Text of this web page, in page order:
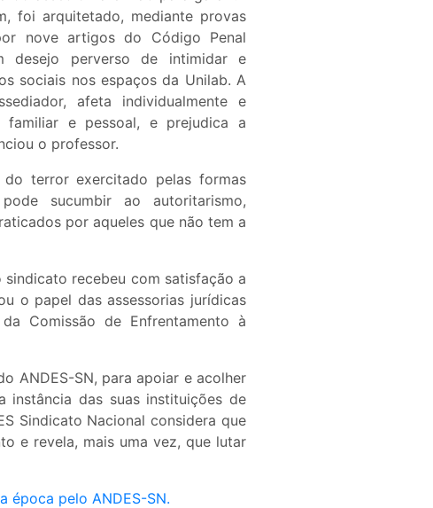
foi arquitetado, mediante provas
nove artigos do Código Penal
desejo perverso de intimidar e
sociais nos espaços da Unilab. A
afeta individualmente e
familiar e pessoal, e prejudica a
o professor.
terror exercitado pelas formas
sucumbir ao autoritarismo,
por aqueles que não tem a
sindicato recebeu com satisfação a
o papel das assessorias jurídicas
Comissão de Enfrentamento à
ANDES-SN, para apoiar e acolher
instância das suas instituições de
Sindicato Nacional considera que
e revela, mais uma vez, que lutar
época pelo ANDES-SN.